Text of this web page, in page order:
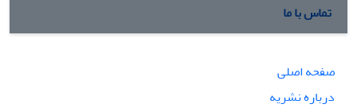
تماس با ما
صفحه اصلی
درباره نشریه